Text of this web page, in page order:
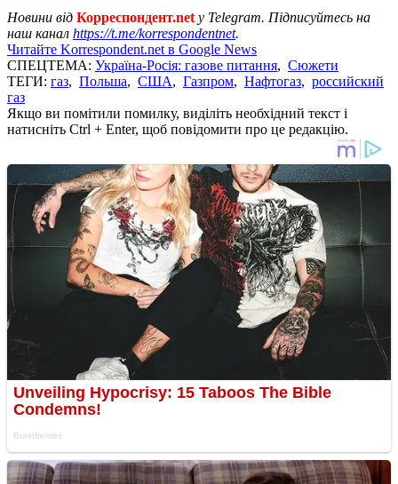
Новини від Корреспондент.net у Telegram. Підписуйтесь на
наш канал https://t.me/korrespondentnet.
Читайте Korrespondent.net в Google News
СПЕЦТЕМА: Україна-Росія: газове питання, Сюжети
ТЕГИ: газ, Польша, США, Газпром, Нафтогаз, российский
газ
Якщо ви помітили помилку, виділіть необхідний текст і
натисніть Ctrl + Enter, щоб повідомити про це редакцію.